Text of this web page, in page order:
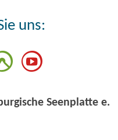
uns:
Seenplatte e.